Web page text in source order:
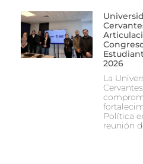
2026
La
Política
reunión